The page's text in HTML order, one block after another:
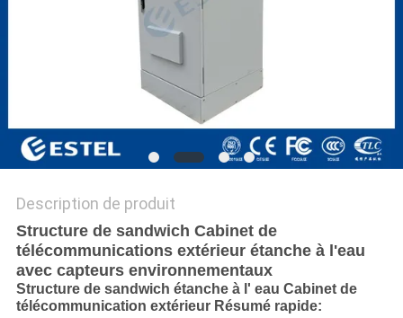
Description de produit
Structure de sandwich Cabinet de
télécommunications extérieur étanche à l'eau
avec capteurs environnementaux
Structure de sandwich étanche à l' eau Cabinet de
télécommunication extérieur Résumé rapide: